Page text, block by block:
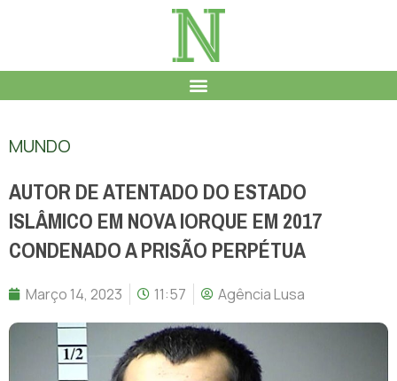
MUNDO
AUTOR DE ATENTADO DO ESTADO
ISLÂMICO EM NOVA IORQUE EM 2017
CONDENADO A PRISÃO PERPÉTUA
Março 14, 2023 11:57 Agência Lusa